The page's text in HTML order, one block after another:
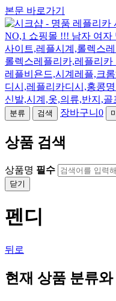
본문 바로가기
분류 검색 장바구니 0
상품 검색
상품명 필수
닫기
펜디
뒤로
현재 상품 분류